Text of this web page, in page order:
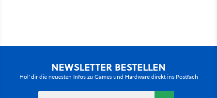
NEWSLETTER BESTELLEN
Hol' dir die neuesten Infos zu Games und Hardware direkt ins Postfach